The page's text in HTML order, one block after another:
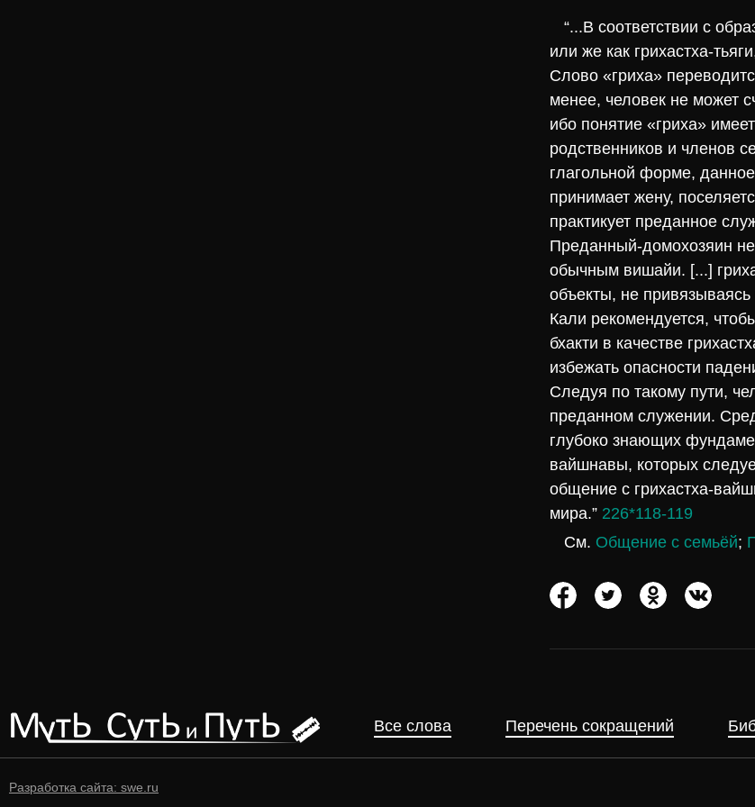
“...В соответствии с
или же как грихастха-
Слово «гриха»
менее, человек не может
ибо понятие «гриха»
родственников и членов
глагольной форме,
принимает жену,
практикует преданное
Преданный-домохозяин не
обычным вишайи. [...]
объекты, не
Кали рекомендуется,
бхакти в качестве
избежать опасности
Следуя по такому пути,
преданном служении.
глубоко знающих
вайшнавы, которых
общение с грихастха-
мира.” 226*118-119
См. Общение с семьёй;
Все слова Перечень сокращений
Разработка сайта: swe.ru